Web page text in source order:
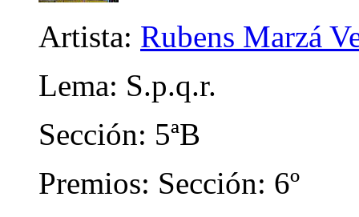
Artista: Rubens Marzá
Lema: S.p.q.r.
Sección: 5ªB
Premios: Sección: 6º